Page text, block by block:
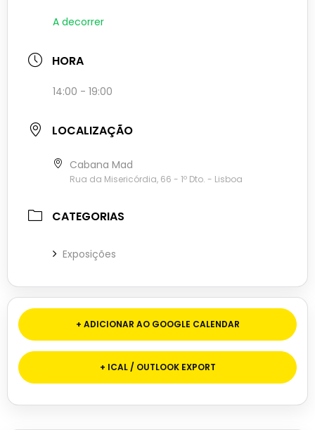
A decorrer
HORA
14:00 - 19:00
LOCALIZAÇÃO
Cabana Mad
Rua da Misericórdia, 66 - 1º Dto. - Lisboa
CATEGORIAS
Exposições
+ ADICIONAR AO GOOGLE CALENDAR
+ ICAL / OUTLOOK EXPORT